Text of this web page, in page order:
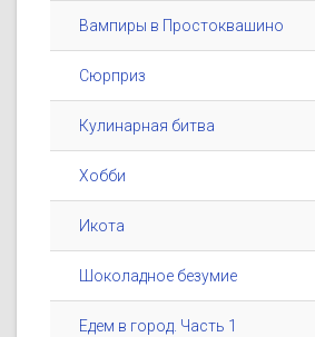
Вампиры в Простоквашино
Сюрприз
Кулинарная битва
Хобби
Икота
Шоколадное безумие
Едем в город. Часть 1